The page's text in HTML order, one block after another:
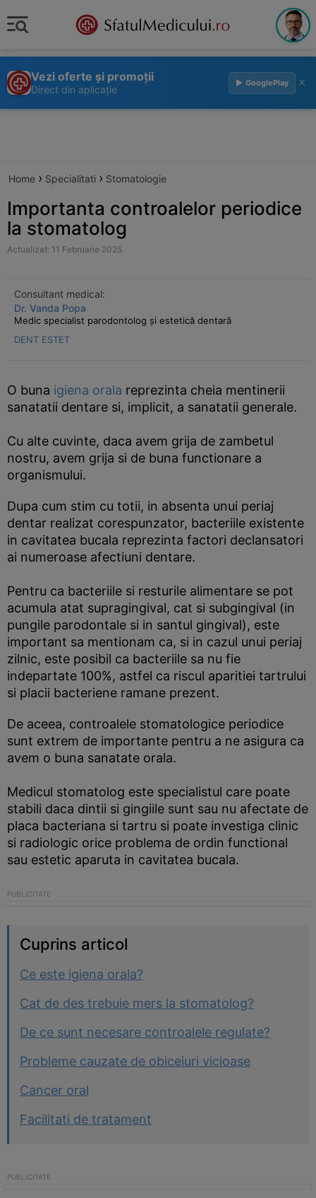
Vezi oferte și promoții
Direct din aplicație
▶ GooglePlay ×
Home › Specialitati › Stomatologie
Importanta controalelor periodice
la stomatolog
Actualizat: 11 Februarie 2025
Consultant medical:
Dr. Vanda Popa
Medic specialist parodontolog și estetică dentară
DENT ESTET
O buna igiena orala reprezinta cheia mentinerii
sanatatii dentare si, implicit, a sanatatii generale.
Cu alte cuvinte, daca avem grija de zambetul
nostru, avem grija si de buna functionare a
organismului.
Dupa cum stim cu totii, in absenta unui periaj
dentar realizat corespunzator, bacteriile existente
in cavitatea bucala reprezinta factori declansatori
ai numeroase afectiuni dentare.
Pentru ca bacteriile si resturile alimentare se pot
acumula atat supragingival, cat si subgingival (in
pungile parodontale si in santul gingival), este
important sa mentionam ca, si in cazul unui periaj
zilnic, este posibil ca bacteriile sa nu fie
indepartate 100%, astfel ca riscul aparitiei tartrului
si placii bacteriene ramane prezent.
De aceea, controalele stomatologice periodice
sunt extrem de importante pentru a ne asigura ca
avem o buna sanatate orala.
Medicul stomatolog este specialistul care poate
stabili daca dintii si gingiile sunt sau nu afectate de
placa bacteriana si tartru si poate investiga clinic
si radiologic orice problema de ordin functional
sau estetic aparuta in cavitatea bucala.
Cuprins articol
Ce este igiena orala?
Cat de des trebuie mers la stomatolog?
De ce sunt necesare controalele regulate?
Probleme cauzate de obiceiuri vicioase
Cancer oral
Facilitati de tratament